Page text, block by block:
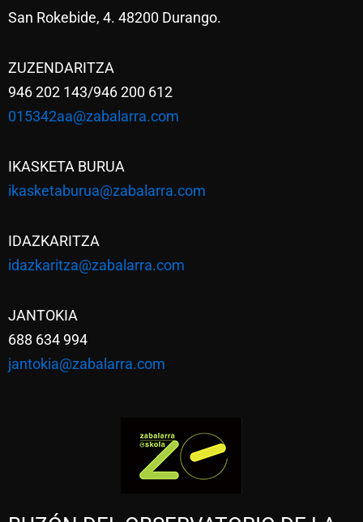
San Rokebide, 4. 48200 Durango.
ZUZENDARITZA
946 202 143/946 200 612
015342aa@zabalarra.com
IKASKETA BURUA
ikasketaburua@zabalarra.com
IDAZKARITZA
idazkaritza@zabalarra.com
JANTOKIA
688 634 994
jantokia@zabalarra.com